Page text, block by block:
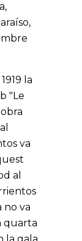
la
"Le
va
al
no va
quarta